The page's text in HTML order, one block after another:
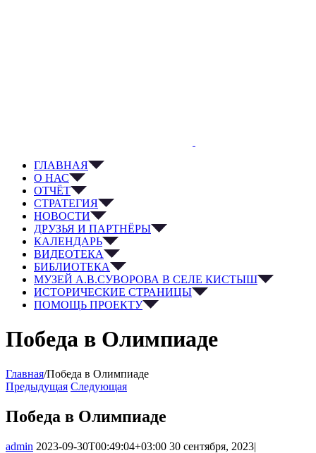
ГЛАВНАЯ
О НАС
ОТЧЁТ
СТРАТЕГИЯ
НОВОСТИ
ДРУЗЬЯ И ПАРТНЁРЫ
КАЛЕНДАРЬ
ВИДЕОТЕКА
БИБЛИОТЕКА
МУЗЕЙ А.В.СУВОРОВА В СЕЛЕ КИСТЫШ
ИСТОРИЧЕСКИЕ СТРАНИЦЫ
ПОМОЩЬ ПРОЕКТУ
Победа в Олимпиаде
Главная/Победа в Олимпиаде
Предыдущая Следующая
Победа в Олимпиаде
admin 2023-09-30T00:49:04+03:00 30 сентября, 2023|